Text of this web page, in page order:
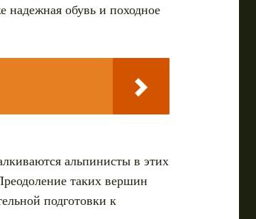
обувь и походное
альпинисты в этих
таких вершин
подготовки к